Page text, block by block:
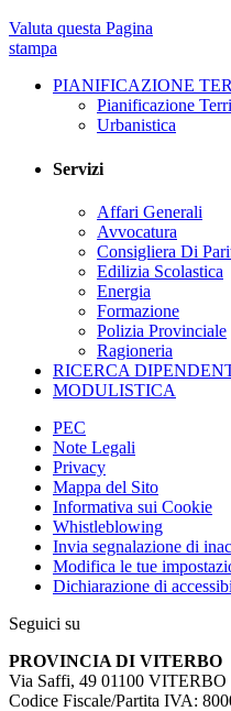
Valuta questa Pagina
stampa
PIANIFICAZIONE
Pianificazione
Urbanistica
Servizi
Affari Generali
Avvocatura
Consigliera Di
Edilizia Scolastica
Energia
Formazione
Polizia Provinciale
Ragioneria
RICERCA
MODULISTICA
PEC
Note Legali
Privacy
Mappa del Sito
Informativa sui Cookie
Whistleblowing
Invia segnalazione di
Modifica le tue
Dichiarazione di
Seguici su
PROVINCIA DI VITERBO
Via Saffi, 49 01100 VITERBO
Codice Fiscale/Partita IVA: